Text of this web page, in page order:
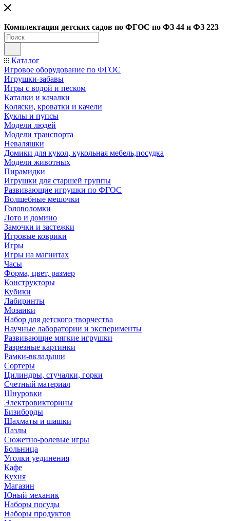
Комплектация детских садов по ФГОC по ФЗ 44 и ФЗ 223
Каталог
Игровое оборудование по ФГОС
Игрушки-забавы
Игры с водой и песком
Каталки и качалки
Коляски, кроватки и качели
Куклы и пупсы
Модели людей
Модели транспорта
Неваляшки
Домики для кукол, кукольная мебель,посудка
Модели животных
Пирамидки
Игрушки для старшей группы
Развивающие игрушки по ФГОС
Волшебные мешочки
Головоломки
Лото и домино
Замочки и застежки
Игровые коврики
Игры
Игры на магнитах
Часы
Форма, цвет, размер
Конструкторы
Кубики
Лабиринты
Мозаики
Набор для детского творчества
Научные лаборатории и эксперименты
Развивающие мягкие игрушки
Разрезные картинки
Рамки-вкладыши
Сортеры
Цилиндры, стучалки, горки
Счетный материал
Шнуровки
Электровикторины
Бизиборды
Шахматы и шашки
Пазлы
Сюжетно-ролевые игры
Больница
Уголки уединения
Кафе
Кухня
Магазин
Юный механик
Наборы посуды
Наборы продуктов